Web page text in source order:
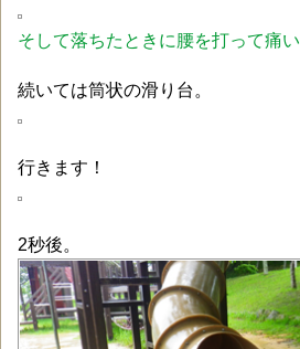
そして落ちたときに腰を打って痛い
続いては筒状の滑り台。
行きます！
2秒後。